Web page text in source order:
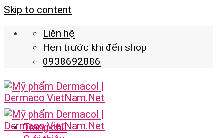
Skip to content
Liên hệ
Hẹn trước khi đến shop
0938692886
Trang chủ